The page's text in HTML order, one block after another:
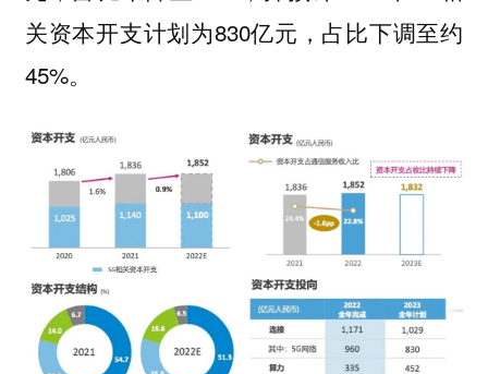
关资本开支计划为830亿元，占比下调至约
45%。